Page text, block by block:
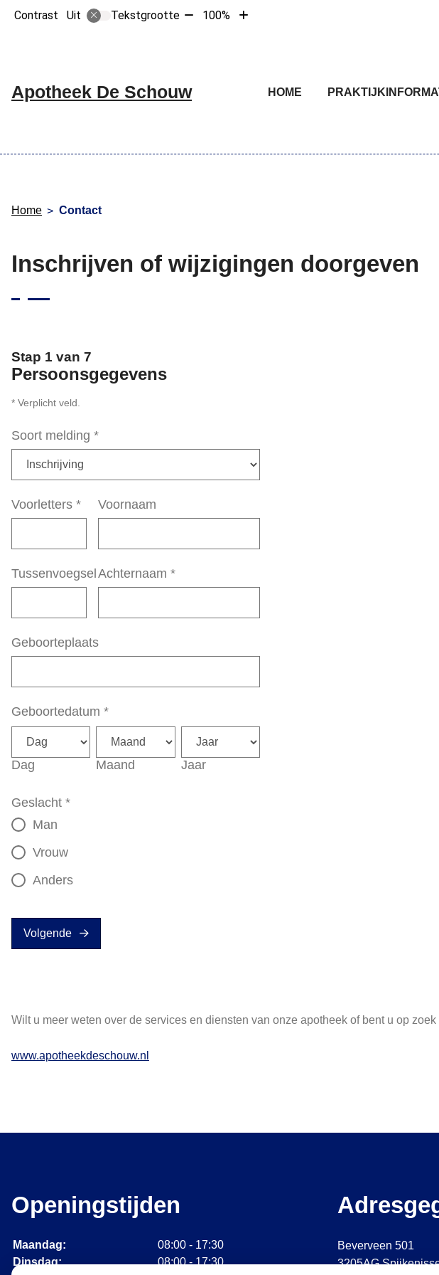
Contrast Uit Tekstgrootte Tekst100%
Tekst
Apotheek De Schouw HOME
Home Contact
Inschrijven of wijzigingen doorgeven
Stap 1 van 7
Persoonsgegevens
* Verplicht veld.
Soort melding *
Voorletters * Voornaam
Tussenvoegsel Achternaam *
Geboorteplaats
Geboortedatum *
Dag Maand Jaar
Geslacht *
Man
Vrouw
Anders
Volgende
Wilt u meer weten over de services en diensten van onze apotheek of bent u op
www.apotheekdeschouw.nl
Openingstijden
Maandag:
08:00 - 17:30
Dinsdag:
08:00 - 17:30
Beverveen 501
3205AG